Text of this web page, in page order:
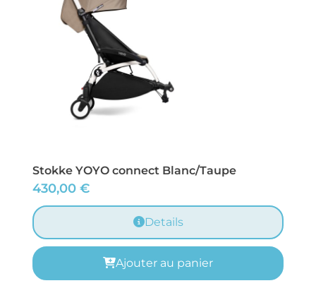
Stokke YOYO connect Blanc/Taupe
430,00 €
Details
Ajouter au panier